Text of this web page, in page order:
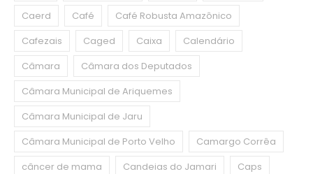
Caerd
Café
Café Robusta Amazônico
Cafezais
Caged Caixa
Calendário
Câmara
Câmara dos Deputados
Câmara Municipal de Ariquemes
Câmara Municipal de Jaru
Câmara Municipal de Porto Velho
Camargo Corrêa
câncer de mama
Candeias do Jamari
Caps